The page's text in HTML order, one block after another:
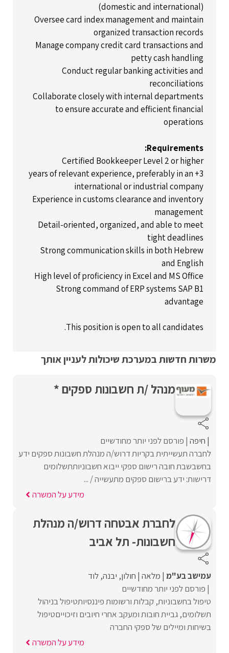
(domestic and international)
Oversee card index management and maintain
organized transaction records
Manage company credit card transactions and
petty cash handling
Conduct regular banking activities and
reconciliations
Collaborate closely with internal departments
to ensure accurate and efficient financial
operations
Requirements:
Certified Bookkeeper Level 2 or higher
3+ years of relevant experience, preferably in an
international or industrial company
Experience in customs clearance and inventory
management
Detail-oriented, organized, and able to meet
tight deadlines
Strong communication skills in both Hebrew
and English
High level of proficiency in Excel and MS Office
Strong command of ERP systems SAP B1
advantage
This position is open to all candidates.
משרות חדשות במערכת שיכולות לעניין אותך
מנהל /ת חשבונות ספקים *
חיפה פורסם לפני יותר מחודשיים
לחברה תעשייתית בקריות דרוש/ה מנהלת חשבונות ספקים ידע
בחשבשבת חובה רישום ספקי ייבוא חשבוניותתשלומים
דרישות: ידע ברישום ספקים מתעשייה / ...
מידע על המשרה
לחברת אבטחה דרוש/ה מנהלת
חשבונות- תל אביב
עמישב בע"מ מלאה חולון יבנה לוד
פורסם לפני יותר מחודשיים
טיפול בחשבוניות, קבלות ורשומות פיננסיותטיפול בניהול
תשלומים, גביית חובות ומעקב אחרי חיובים וזיכוייםטיפול
בשיחות ומיילים של ספקי החברה
מידע על המשרה